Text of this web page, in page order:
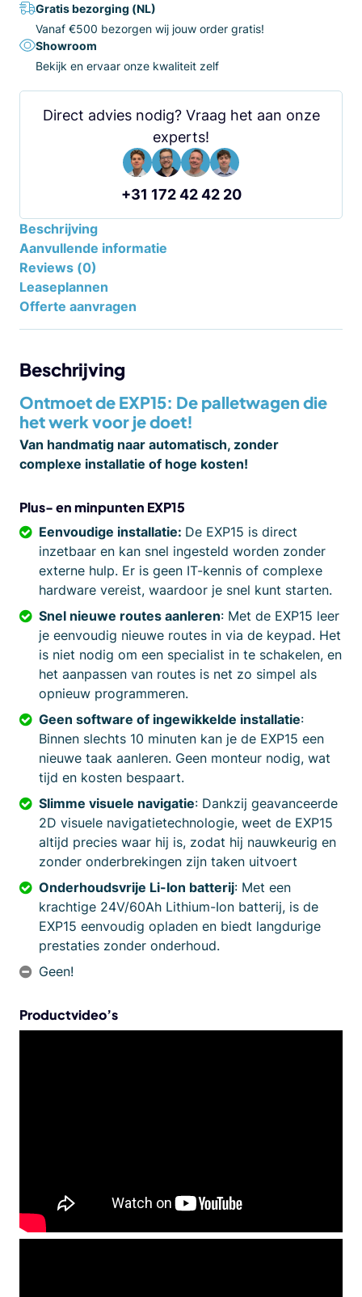
Gratis bezorging (NL)
Vanaf €500 bezorgen wij jouw order gratis!
Showroom
Bekijk en ervaar onze kwaliteit zelf
Direct advies nodig? Vraag het aan onze
experts!
+31 172 42 42 20
Beschrijving
Aanvullende informatie
Reviews (0)
Leaseplannen
Offerte aanvragen
Beschrijving
Ontmoet de EXP15: De palletwagen die
het werk voor je doet!
Van handmatig naar automatisch, zonder
complexe installatie of hoge kosten!
Plus- en minpunten EXP15
Eenvoudige installatie: De EXP15 is direct
inzetbaar en kan snel ingesteld worden zonder
externe hulp. Er is geen IT-kennis of complexe
hardware vereist, waardoor je snel kunt starten.
Snel nieuwe routes aanleren: Met de EXP15 leer
je eenvoudig nieuwe routes in via de keypad. Het
is niet nodig om een specialist in te schakelen, en
het aanpassen van routes is net zo simpel als
opnieuw programmeren.
Geen software of ingewikkelde installatie:
Binnen slechts 10 minuten kan je de EXP15 een
nieuwe taak aanleren. Geen monteur nodig, wat
tijd en kosten bespaart.
Slimme visuele navigatie: Dankzij geavanceerde
2D visuele navigatietechnologie, weet de EXP15
altijd precies waar hij is, zodat hij nauwkeurig en
zonder onderbrekingen zijn taken uitvoert
Onderhoudsvrije Li-Ion batterij: Met een
krachtige 24V/60Ah Lithium-Ion batterij, is de
EXP15 eenvoudig opladen en biedt langdurige
prestaties zonder onderhoud.
Geen!
Productvideo’s